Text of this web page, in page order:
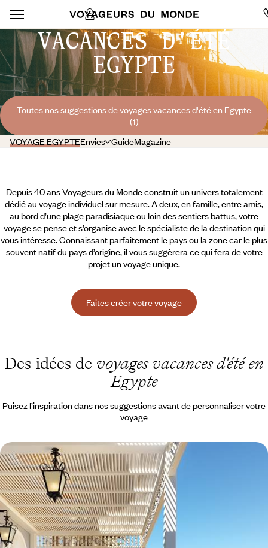
VACANCES D'ÉTÉ
EGYPTE
Toutes nos suggestions de voyages vacances d'été en Egypte
(1)
VOYAGE EGYPTEEnvies GuideMagazine
Depuis 40 ans Voyageurs du Monde construit un univers totalement
dédié au voyage individuel sur mesure. A deux, en famille, entre amis,
au bord d’une plage paradisiaque ou loin des sentiers battus, votre
voyage se pense et s’organise avec le spécialiste de la destination qui
vous intéresse. Connaissant parfaitement le pays ou la zone car le plus
souvent natif du pays d’origine, il vous suggèrera ce qui fera de votre
projet un voyage unique.
Faites créer votre voyage
Des idées de voyages vacances d'été en
Egypte
Puisez l’inspiration dans nos suggestions avant de personnaliser votre
voyage
Du Caire à la mer Rouge - Triptyque égyptien en
belles adresses
Des pyramides à Louxor puis aux coraux, vivre en trois temps la belle
Égypte de toujours et d’aujourd’hui
11 jours, de 8400 à 10600 $ CA